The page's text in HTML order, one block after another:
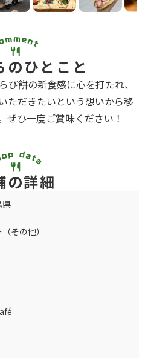
のひとこと
び餅の新食感に心を打たれ、
ただきたいという想いから移
ぜひ一度ご賞味ください！
の詳細
県
その他）